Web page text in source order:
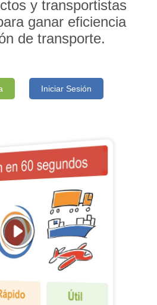
y transportistas
ganar eficiencia
de transporte.
Iniciar Sesión